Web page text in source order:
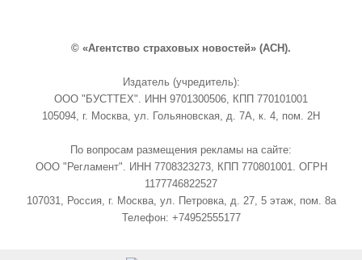
© «Агентство страховых новостей» (АСН).
Издатель (учредитель):
ООО "БУСТТЕХ". ИНН 9701300506, КПП 770101001
105094, г. Москва, ул. Гольяновская, д. 7А, к. 4, пом. 2Н
По вопросам размещения рекламы на сайте:
ООО "Регламент". ИНН 7708323273, КПП 770801001. ОГРН
1177746822527
107031, Россия, г. Москва, ул. Петровка, д. 27, 5 этаж, пом. 8а
Телефон: +74952555177